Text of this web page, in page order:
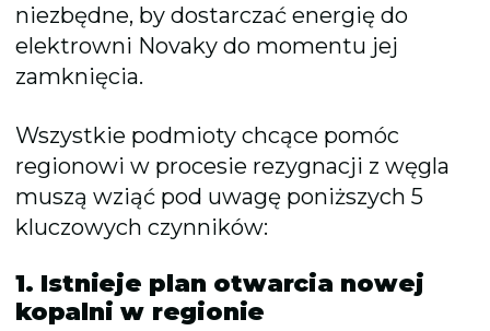
niezbędne, by dostarczać energię do
elektrowni Novaky do momentu jej
zamknięcia.
Wszystkie podmioty chcące pomóc
regionowi w procesie rezygnacji z węgla
muszą wziąć pod uwagę poniższych 5
kluczowych czynników:
1. Istnieje plan otwarcia nowej
kopalni w regionie